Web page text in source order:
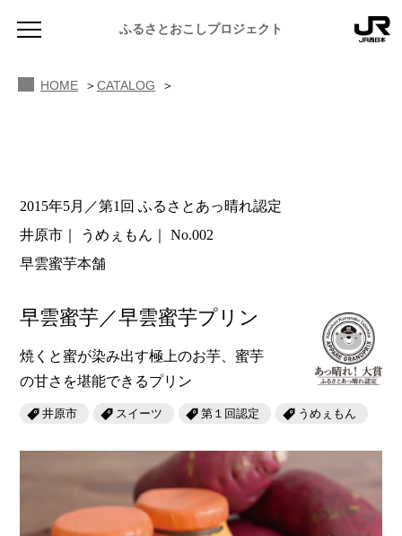
ふるさとおこしプロジェクト
お知らせ
ふるさと文庫
ふるさと散歩
人・もの・こと
あの駅この駅
JR西日本グループのおみやげ開発
岡山育ちのアイスバー
せとうちの果実 清涼飲料水
ふるさとあっ晴れ認定
ふるさとあっ晴れ認定
マップ・一覧から探す
TRAIN
Urara
ABOUT
JR岡山の地域共生
HOME CATALOG
2015年5月／第1回 ふるさとあっ晴れ認定
井原市
うめぇもん
No.002
早雲蜜芋本舗
早雲蜜芋／早雲蜜芋プリン
焼くと蜜が染み出す極上のお芋、蜜芋
の甘さを堪能できるプリン
井原市 スイーツ 第１回認定 うめぇもん